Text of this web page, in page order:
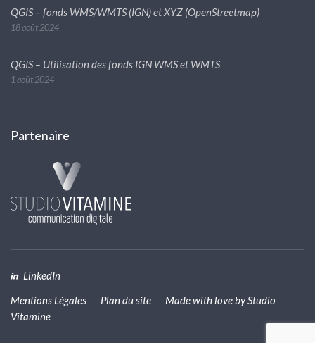
QGIS – fonds WMS/WMTS (IGN) et XYZ (OpenStreetmap)
18 août 2024
QGIS – Utilisation des fonds IGN WMS et WMTS
1 août 2024
Partenaire
LinkedIn
Mentions Légales
Plan du site Made with love byStudio
Vitamine